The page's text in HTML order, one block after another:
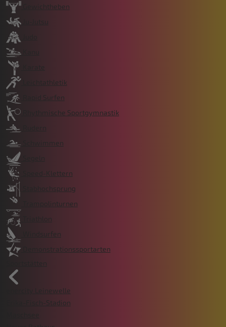
Gewichtheben
Ju-Jutsu
Leichtathletik
Rapid Surfen
Rhythmische Sportgymnastik
Rudern
Schwimmen
Segeln
Speed-Klettern
Stabhochsprung
Trampolinturnen
Triathlon
Windsurfen
Demonstrationssportarten
Sportstätten
enercity Leinewelle
Erika-Fisch-Stadion